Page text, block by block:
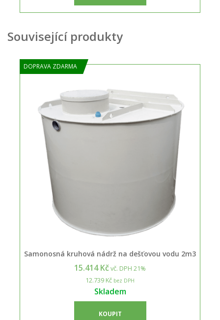
Související produkty
DOPRAVA ZDARMA
Samonosná kruhová nádrž na dešťovou vodu 2m3
15.414 Kčvč. DPH 21%
12.739 Kč bez DPH
Skladem
KOUPIT